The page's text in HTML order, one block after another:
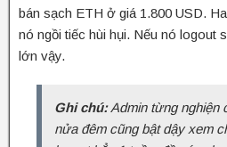
bán sạch ETH ở giá 1.800 USD.
nó ngồi tiếc hùi hụi. Nếu nó logout
lớn vậy.
Ghi chú:Admin từng nghiện
nửa đêm cũng bật dậy xem